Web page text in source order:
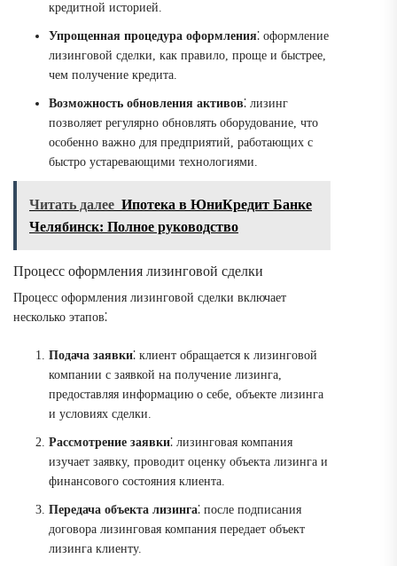
кредитной историей.
Упрощенная процедура оформления⁚ оформление
лизинговой сделки, как правило, проще и быстрее,
чем получение кредита.
Возможность обновления активов⁚ лизинг
позволяет регулярно обновлять оборудование, что
особенно важно для предприятий, работающих с
быстро устаревающими технологиями.
Читать далее Ипотека в ЮниКредит Банке
Челябинск: Полное руководство
Процесс оформления лизинговой сделки
Процесс оформления лизинговой сделки включает
несколько этапов⁚
Подача заявки⁚ клиент обращается к лизинговой
компании с заявкой на получение лизинга,
предоставляя информацию о себе, объекте лизинга
и условиях сделки.
Рассмотрение заявки⁚ лизинговая компания
изучает заявку, проводит оценку объекта лизинга и
финансового состояния клиента.
Передача объекта лизинга⁚ после подписания
договора лизинговая компания передает объект
лизинга клиенту.